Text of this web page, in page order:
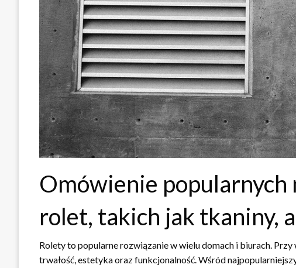
Omówienie popularnych
rolet, takich jak tkaniny,
Rolety to popularne rozwiązanie w wielu domach i biurach.
trwałość, estetyka oraz funkcjonalność. Wśród